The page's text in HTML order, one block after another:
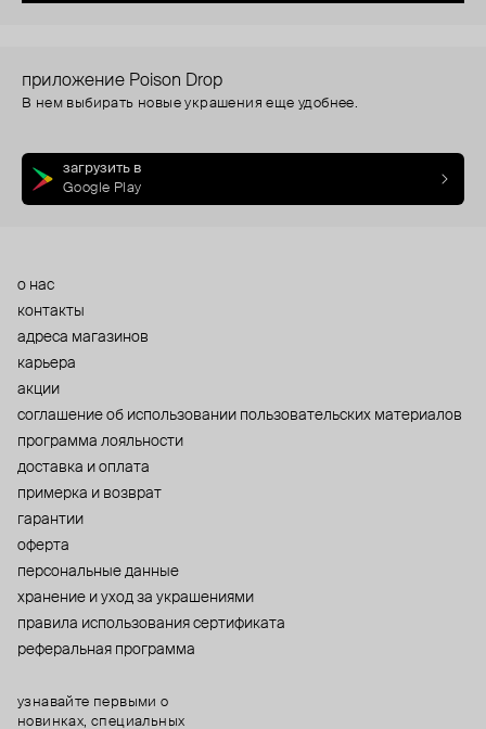
приложение Poison Drop
В нем выбирать новые украшения еще удобнее.
загрузить в
Google Play
о нас
контакты
адреса магазинов
карьера
акции
cоглашение об использовании пользовательских материалов
программа лояльности
доставка и оплата
примерка и возврат
гарантии
оферта
персональные данные
хранение и уход за украшениями
правила использования сертификата
реферальная программа
узнавайте первыми о
новинках, специальных